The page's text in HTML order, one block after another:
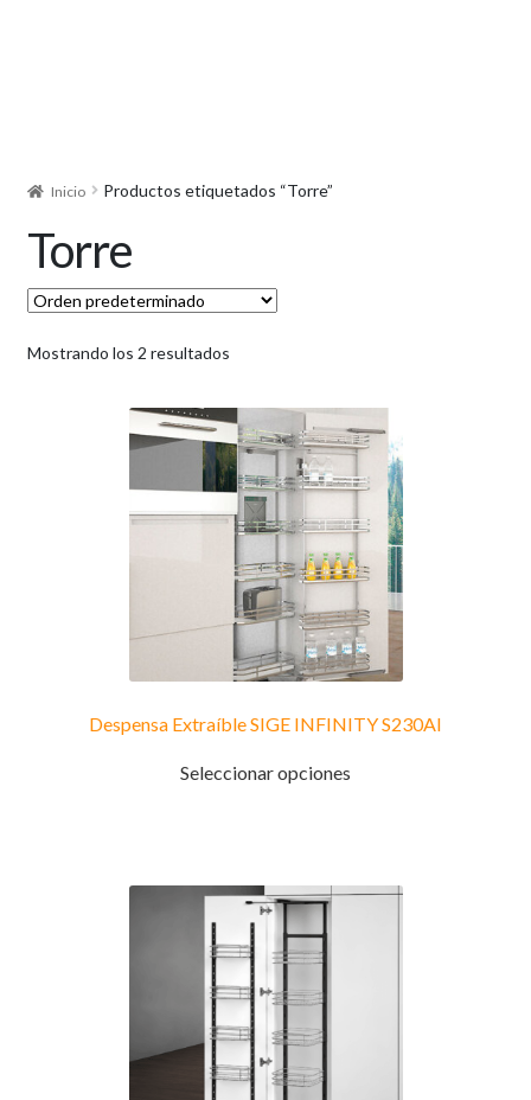
Inicio Productos etiquetados “Torre”
Torre
Mostrando los 2 resultados
Despensa Extraíble SIGE INFINITY S230AI
Seleccionar opciones
Las